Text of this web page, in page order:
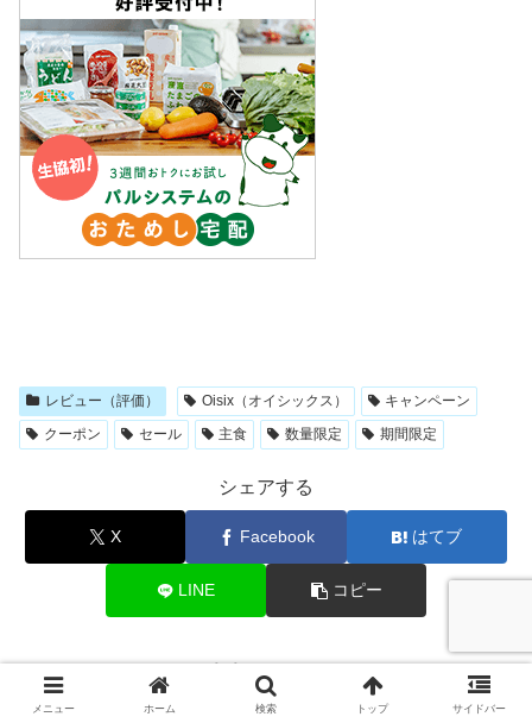
レビュー（評価） Oisix（オイシックス）
キャンペーン
クーポン
セール 主食 数量限定 期間限定
シェアする
X Facebook はてブ
LINE コピー
こめぱぱをフォローする
メニュー ホーム 検索 トップ サイドバー